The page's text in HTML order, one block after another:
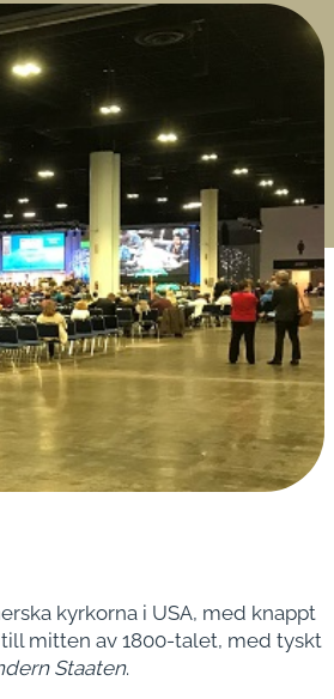
kyrkorna i USA, med knappt
mitten av 1800-talet, med tyskt
Staaten.